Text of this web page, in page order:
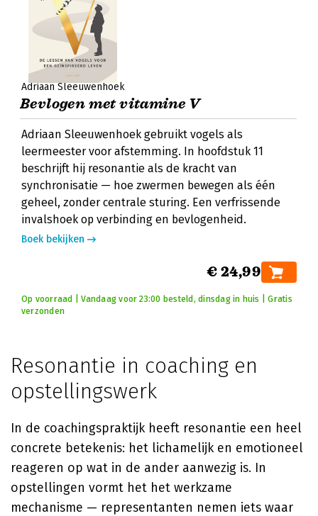
Adriaan Sleeuwenhoek
Bevlogen met vitamine V
Adriaan Sleeuwenhoek gebruikt vogels als
leermeester voor afstemming. In hoofdstuk 11
beschrijft hij resonantie als de kracht van
synchronisatie — hoe zwermen bewegen als één
geheel, zonder centrale sturing. Een verfrissende
invalshoek op verbinding en bevlogenheid.
Boek bekijken
€ 24,99
Op voorraad | Vandaag voor 23:00 besteld, dinsdag in huis | Gratis
verzonden
Resonantie in coaching en
opstellingswerk
In de coachingspraktijk heeft resonantie een heel
concrete betekenis: het lichamelijk en emotioneel
reageren op wat in de ander aanwezig is. In
opstellingen vormt het het werkzame
mechanisme — representanten nemen iets waar